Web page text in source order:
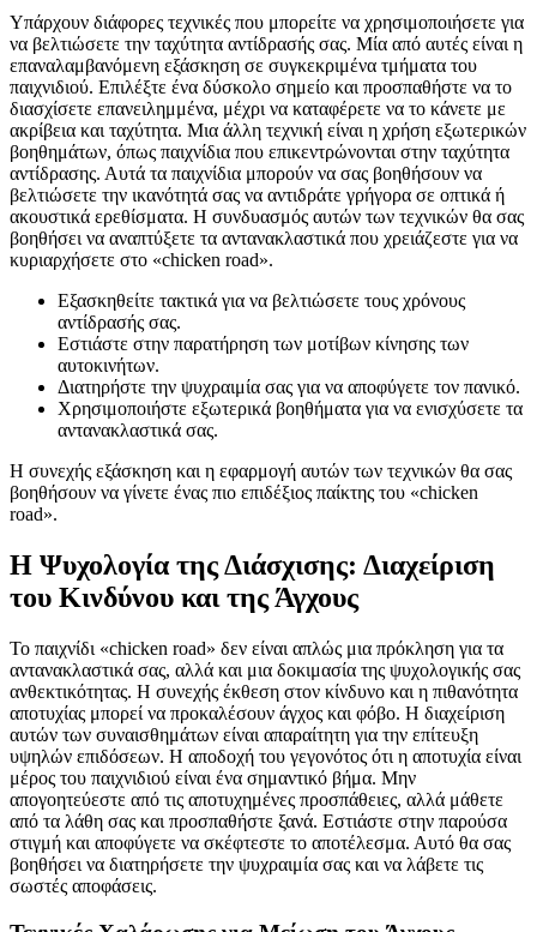
Υπάρχουν διάφορες τεχνικές που μπορείτε να χρησιμοποιήσετε για
να βελτιώσετε την ταχύτητα αντίδρασής σας. Μία από αυτές είναι η
επαναλαμβανόμενη εξάσκηση σε συγκεκριμένα τμήματα του
παιχνιδιού. Επιλέξτε ένα δύσκολο σημείο και προσπαθήστε να το
διασχίσετε επανειλημμένα, μέχρι να καταφέρετε να το κάνετε με
ακρίβεια και ταχύτητα. Μια άλλη τεχνική είναι η χρήση εξωτερικών
βοηθημάτων, όπως παιχνίδια που επικεντρώνονται στην ταχύτητα
αντίδρασης. Αυτά τα παιχνίδια μπορούν να σας βοηθήσουν να
βελτιώσετε την ικανότητά σας να αντιδράτε γρήγορα σε οπτικά ή
ακουστικά ερεθίσματα. Η συνδυασμός αυτών των τεχνικών θα σας
βοηθήσει να αναπτύξετε τα αντανακλαστικά που χρειάζεστε για να
κυριαρχήσετε στο «chicken road».
Εξασκηθείτε τακτικά για να βελτιώσετε τους χρόνους
αντίδρασής σας.
Εστιάστε στην παρατήρηση των μοτίβων κίνησης των
αυτοκινήτων.
Διατηρήστε την ψυχραιμία σας για να αποφύγετε τον πανικό.
Χρησιμοποιήστε εξωτερικά βοηθήματα για να ενισχύσετε τα
αντανακλαστικά σας.
Η συνεχής εξάσκηση και η εφαρμογή αυτών των τεχνικών θα σας
βοηθήσουν να γίνετε ένας πιο επιδέξιος παίκτης του «chicken
road».
Η Ψυχολογία της Διάσχισης: Διαχείριση
του Κινδύνου και της Άγχους
Το παιχνίδι «chicken road» δεν είναι απλώς μια πρόκληση για τα
αντανακλαστικά σας, αλλά και μια δοκιμασία της ψυχολογικής σας
ανθεκτικότητας. Η συνεχής έκθεση στον κίνδυνο και η πιθανότητα
αποτυχίας μπορεί να προκαλέσουν άγχος και φόβο. Η διαχείριση
αυτών των συναισθημάτων είναι απαραίτητη για την επίτευξη
υψηλών επιδόσεων. Η αποδοχή του γεγονότος ότι η αποτυχία είναι
μέρος του παιχνιδιού είναι ένα σημαντικό βήμα. Μην
απογοητεύεστε από τις αποτυχημένες προσπάθειες, αλλά μάθετε
από τα λάθη σας και προσπαθήστε ξανά. Εστιάστε στην παρούσα
στιγμή και αποφύγετε να σκέφτεστε το αποτέλεσμα. Αυτό θα σας
βοηθήσει να διατηρήσετε την ψυχραιμία σας και να λάβετε τις
σωστές αποφάσεις.